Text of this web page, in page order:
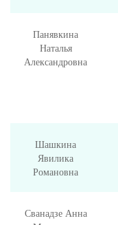
Панявкина
Наталья
Александровна
Шашкина
Явилика
Романовна
Сванадзе Анна